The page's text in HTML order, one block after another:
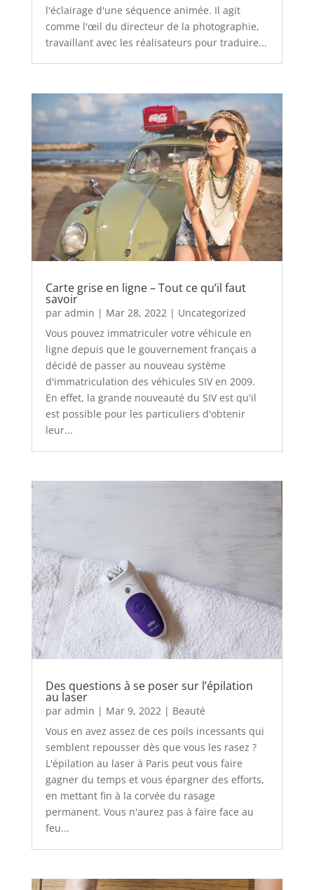
l'éclairage d'une séquence animée. Il agit
comme l'œil du directeur de la photographie,
travaillant avec les réalisateurs pour traduire...
Carte grise en ligne – Tout ce qu’il faut
savoir
par admin | Mar 28, 2022| Uncategorized
Vous pouvez immatriculer votre véhicule en
ligne depuis que le gouvernement français a
décidé de passer au nouveau système
d'immatriculation des véhicules SIV en 2009.
En effet, la grande nouveauté du SIV est qu'il
est possible pour les particuliers d'obtenir
leur...
Des questions à se poser sur l’épilation
au laser
par admin | Mar 9, 2022 | Beauté
Vous en avez assez de ces poils incessants qui
semblent repousser dès que vous les rasez ?
L'épilation au laser à Paris peut vous faire
gagner du temps et vous épargner des efforts,
en mettant fin à la corvée du rasage
permanent. Vous n'aurez pas à faire face au
feu...